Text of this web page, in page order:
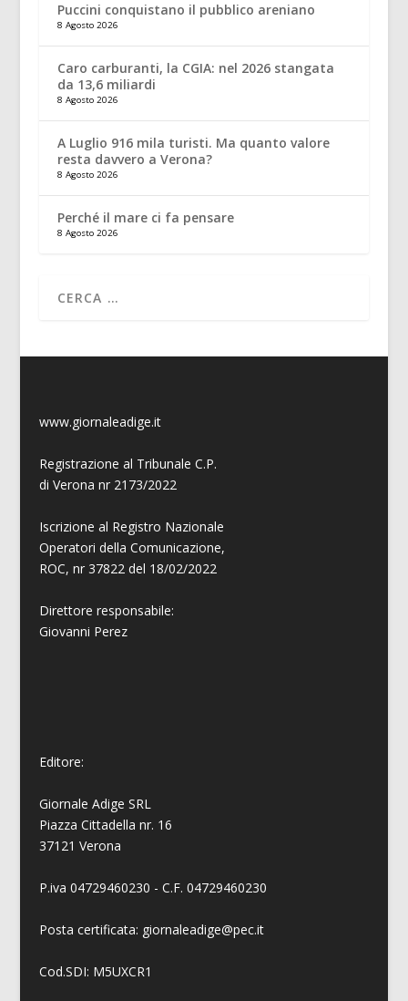
Puccini conquistano il pubblico areniano
8 Agosto 2026
Caro carburanti, la CGIA: nel 2026 stangata
da 13,6 miliardi
8 Agosto 2026
A Luglio 916 mila turisti. Ma quanto valore
resta davvero a Verona?
8 Agosto 2026
Perché il mare ci fa pensare
8 Agosto 2026
www.giornaleadige.it
Registrazione al Tribunale C.P.
di Verona nr 2173/2022
Iscrizione al Registro Nazionale
Operatori della Comunicazione,
ROC, nr 37822 del 18/02/2022
Direttore responsabile:
Giovanni Perez
Editore:
Giornale Adige SRL
Piazza Cittadella nr. 16
37121 Verona
P.iva 04729460230 - C.F. 04729460230
Posta certificata: giornaleadige@pec.it
Cod.SDI: M5UXCR1